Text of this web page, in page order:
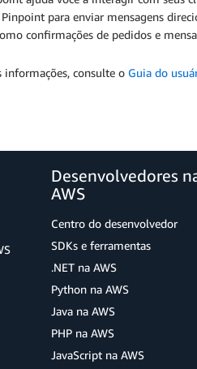
para enviar mensagens
confirmações de pedidos e
informações, consulte o Guia do
Desenvolvedores
AWS
Centro do desenvolvedor
SDKs e ferramentas
.NET na AWS
Python na AWS
Java na AWS
PHP na AWS
JavaScript na AWS